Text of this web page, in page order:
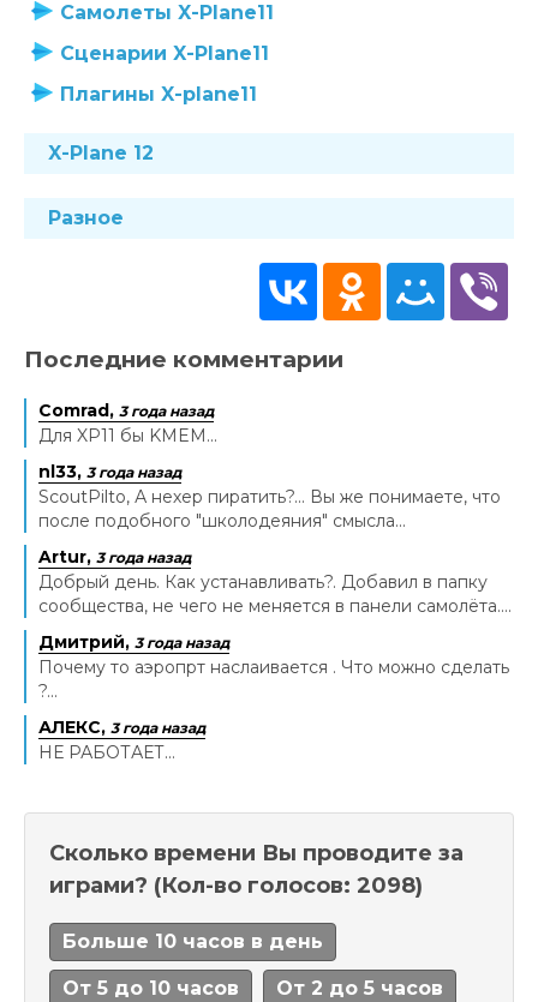
Самолеты X-Plane11
Сценарии X-Plane11
Плагины X-plane11
X-Plane 12
Разное
Последние комментарии
Comrad, 3 года назад
Для XP11 бы KMEM...
nl33, 3 года назад
ScoutPilto, А нехер пиратить?... Вы же понимаете, что
после подобного "школодеяния" смысла...
Artur, 3 года назад
Добрый день. Как устанавливать?. Добавил в папку
сообщества, не чего не меняется в панели самолёта....
Дмитрий, 3 года назад
Почему то аэропрт наслаивается . Что можно сделать
?...
АЛЕКС, 3 года назад
НЕ РАБОТАЕТ...
Сколько времени Вы проводите за
играми? (Кол-во голосов: 2098)
Больше 10 часов в день
От 5 до 10 часов От 2 до 5 часов